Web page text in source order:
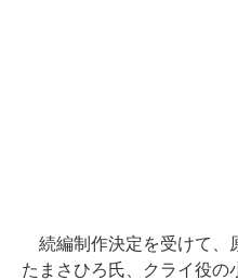
続編制作決定を受けて、
たまさひろ氏、クライ役の